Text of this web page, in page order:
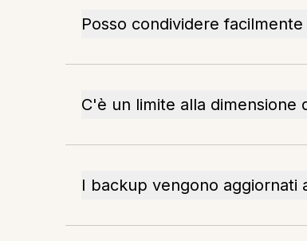
Posso condividere
C'è un limite alla dimensione
I backup vengono aggiornati